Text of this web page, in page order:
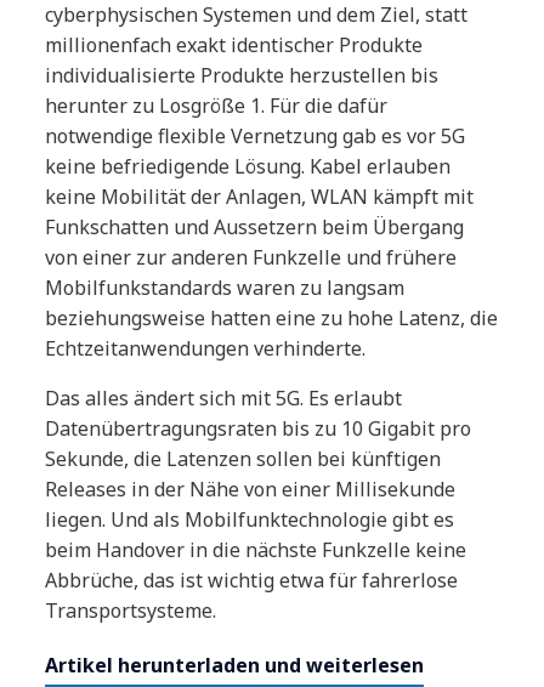
cyberphysischen Systemen und dem Ziel, statt
millionenfach exakt identischer Produkte
individualisierte Produkte herzustellen bis
herunter zu Losgröße 1. Für die dafür
notwendige flexible Vernetzung gab es vor 5G
keine befriedigende Lösung. Kabel erlauben
keine Mobilität der Anlagen, WLAN kämpft mit
Funkschatten und Aussetzern beim Übergang
von einer zur anderen Funkzelle und frühere
Mobilfunkstandards waren zu langsam
beziehungsweise hatten eine zu hohe Latenz, die
Echtzeitanwendungen verhinderte.
Das alles ändert sich mit 5G. Es erlaubt
Datenübertragungsraten bis zu 10 Gigabit pro
Sekunde, die Latenzen sollen bei künftigen
Releases in der Nähe von einer Millisekunde
liegen. Und als Mobilfunktechnologie gibt es
beim Handover in die nächste Funkzelle keine
Abbrüche, das ist wichtig etwa für fahrerlose
Transportsysteme.
Artikel herunterladen und weiterlesen